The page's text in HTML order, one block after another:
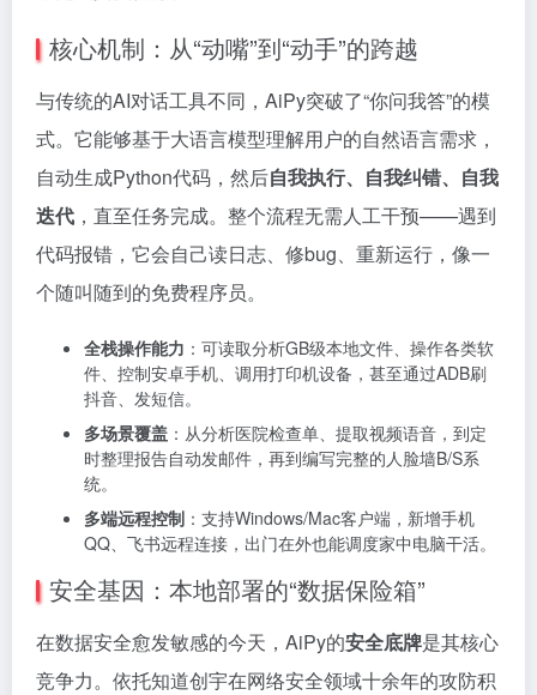
核心机制：从“动嘴”到“动手”的跨越
与传统的AI对话工具不同，AiPy突破了“你问我答”的模
式。它能够基于大语言模型理解用户的自然语言需求，
自动生成Python代码，然后自我执行、自我纠错、自我
迭代 ，直至任务完成。整个流程无需人工干预——遇到
代码报错，它会自己读日志、修bug、重新运行，像一
个随叫随到的免费程序员。
全栈操作能力 ：可读取分析GB级本地文件、操作各类软
件、控制安卓手机、调用打印机设备，甚至通过ADB刷
抖音、发短信。
多场景覆盖 ：从分析医院检查单、提取视频语音，到定
时整理报告自动发邮件，再到编写完整的人脸墙B/S系
统。
多端远程控制 ：支持Windows/Mac客户端，新增手机
QQ、飞书远程连接，出门在外也能调度家中电脑干活。
安全基因：本地部署的“数据保险箱”
在数据安全愈发敏感的今天，AiPy的安全底牌是其核心
竞争力。依托知道创宇在网络安全领域十余年的攻防积